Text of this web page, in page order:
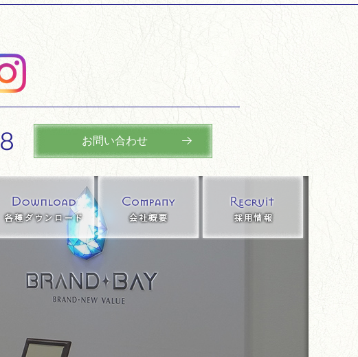
お問い合わせ